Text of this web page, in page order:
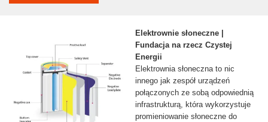
Elektrownie słoneczne |
Fundacja na rzecz Czystej
Energii
Elektrownia słoneczna to nic
innego jak zespół urządzeń
połączonych ze sobą odpowiednią
infrastrukturą, która wykorzystuje
promieniowanie słoneczne do